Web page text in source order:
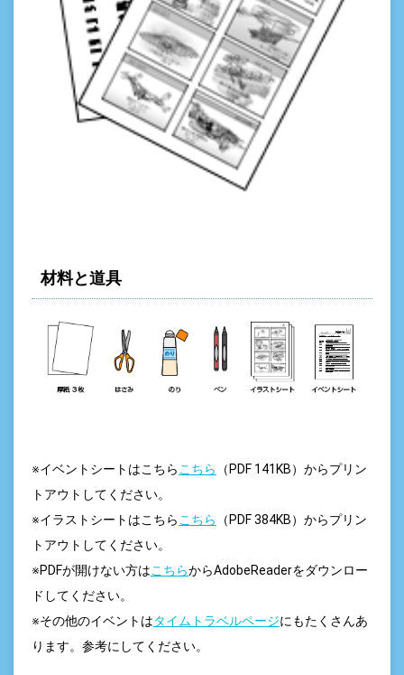
材料と道具
※イベントシートはこちらこちら
（PDF 141KB）からプリン
トアウトしてください。
※イラストシートはこちらこちら
（PDF 384KB）からプリン
トアウトしてください。
※PDFが開けない方はこちらからAdobeReaderをダウンロー
ドしてください。
※その他のイベントはタイムトラベルページにもたくさんあ
ります。参考にしてください。